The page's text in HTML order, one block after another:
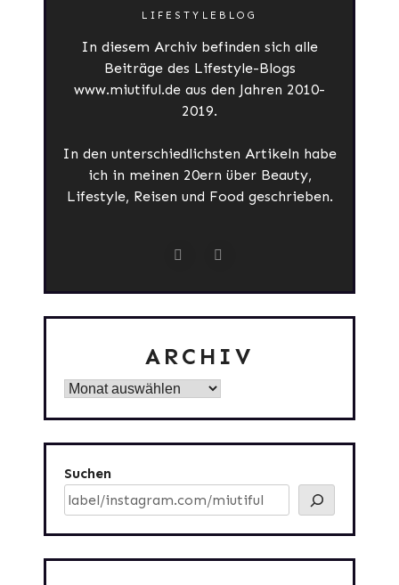
LIFESTYLEBLOG
In diesem Archiv befinden sich alle
Beiträge des Lifestyle-Blogs
www.miutiful.de aus den Jahren 2010-
2019.
In den unterschiedlichsten Artikeln habe
ich in meinen 20ern über Beauty,
Lifestyle, Reisen und Food geschrieben.
ARCHIV
Archiv
Suchen